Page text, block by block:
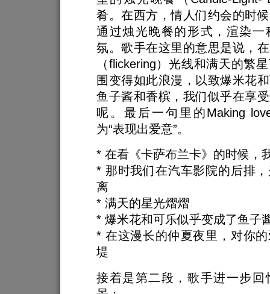
肴。在西方，情人们约会的时
通过烛光晚餐的形式，渲染一
氛。歌手在这里的意思是说，
（flickering）光线和满天的繁
围变得如此浪漫，以致爆米花
鱼子酱和香槟，我们似乎在享
呢。最后一句里的Making
为“表现出爱意”。
* 在看《卡萨布兰卡》的时候，
* 那时我们在汽车影院的后排
离
* 满天的星光熠熠
* 爆米花和可乐似乎变成了鱼子
* 在这漫长的仲夏夜里，对你
堤
接着是第二段，歌手进一步回